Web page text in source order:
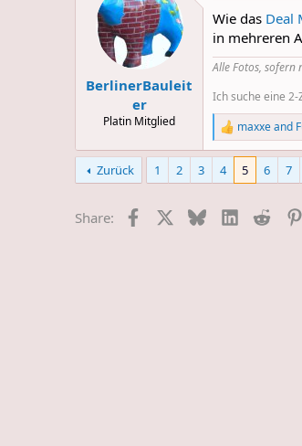
i
o
s
BerlinerBauleit
er
Platin Mitglied
Wie das Deal
in mehreren
Alle Fotos, sofern
Ich suche eine
R
e
a
c
o
maxxeand
Zurück 1 2 3 4 5 6 7
Share: Facebook BlueskyLinkedIn
Reddit